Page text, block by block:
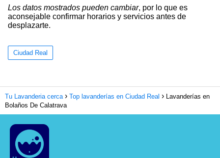
Los datos mostrados pueden cambiar, por lo que es
aconsejable confirmar horarios y servicios antes de
desplazarte.
Ciudad Real
Tu Lavanderia cerca Top lavanderías en Ciudad Real
Lavanderías en
Bolaños De Calatrava